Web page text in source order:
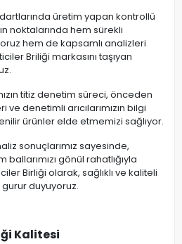
üretim yapan kontrollü
noktalarında hem sürekli
hem de kapsamlı analizleri
Briliği markasını taşıyan
titiz denetim süreci, önceden
denetimli arıcılarımızın bilgi
ürünler elde etmemizi sağlıyor.
sonuçlarımız sayesinde,
gönül rahatlığıyla
Birliği olarak, sağlıklı ve kaliteli
duyuyoruz.
Kalitesi